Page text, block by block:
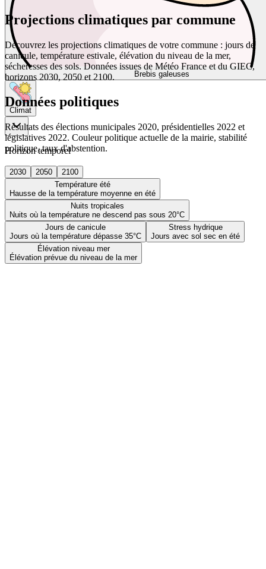
Brebis galeuses
Climat
Horizon temporel
2030 2050
2100
Température été
Hausse de la température moyenne en été
Nuits tropicales
Nuits où la température ne descend pas sous 20°C
Jours de canicule
Jours où la température dépasse 35°C
Stress hydrique
Jours avec sol sec en été
Élévation niveau mer
Élévation prévue du niveau de la mer
Projections climatiques par commune
Découvrez les projections climatiques de votre commune : jours de
canicule, température estivale, élévation du niveau de la mer,
sécheresses des sols. Données issues de Météo France et du GIEC,
horizons 2030, 2050 et 2100.
Données politiques
Résultats des élections municipales 2020, présidentielles 2022 et
législatives 2022. Couleur politique actuelle de la mairie, stabilité
politique, taux d'abstention.